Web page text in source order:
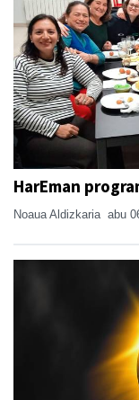
HarEman
Noaua Aldizkaria abu